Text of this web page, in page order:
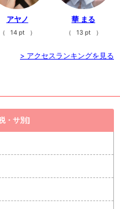
アヤノ
（ 14 pt ）
華 まる
（ 13 pt ）
> アクセスランキングを見る
・サ別]